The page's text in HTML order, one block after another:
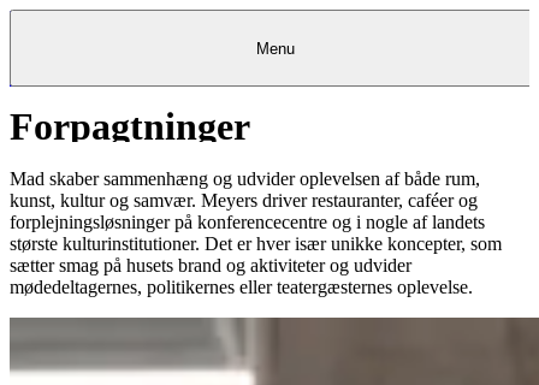
Kantine
Kantine
FrokostordningFrokostordning
MadkurserMadkurser& &TeambuildingTeambuilding
& Teambuilding
OpskrifterOpskrifterOpskrifter
Restauranter Restauranter
Bagerier
DetailDetailDetail
ProjekterProjekter &&rådgivningrådgivningProjekter &
rådgivning
EventkalenderEventkalenderEventkalender
gavekort gavekort
KundeserviceKundeservice
Log indMit Meyers
Menu
Forpagtninger
Mad skaber sammenhæng og udvider oplevelsen af både rum,
kunst, kultur og samvær. Meyers driver restauranter, caféer og
forplejningsløsninger på konferencecentre og i nogle af landets
største kulturinstitutioner. Det er hver især unikke koncepter, som
sætter smag på husets brand og aktiviteter og udvider
mødedeltagernes, politikernes eller teatergæsternes oplevelse.